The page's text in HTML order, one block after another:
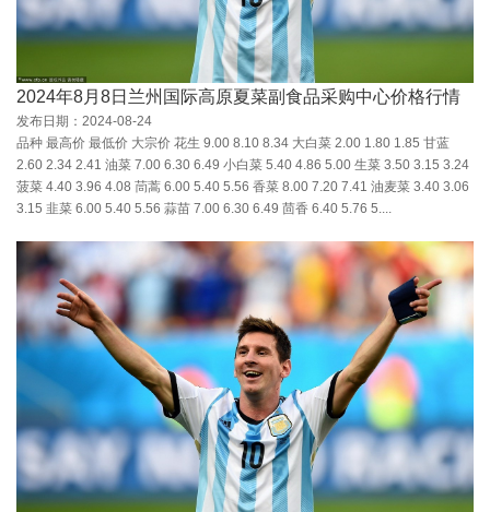
2024年8月8日兰州国际高原夏菜副食品采购中心价格行情
发布日期：2024-08-24
品种 最高价 最低价 大宗价 花生 9.00 8.10 8.34 大白菜 2.00 1.80 1.85 甘蓝
2.60 2.34 2.41 油菜 7.00 6.30 6.49 小白菜 5.40 4.86 5.00 生菜 3.50 3.15 3.24
菠菜 4.40 3.96 4.08 茼蒿 6.00 5.40 5.56 香菜 8.00 7.20 7.41 油麦菜 3.40 3.06
3.15 韭菜 6.00 5.40 5.56 蒜苗 7.00 6.30 6.49 茴香 6.40 5.76 5....